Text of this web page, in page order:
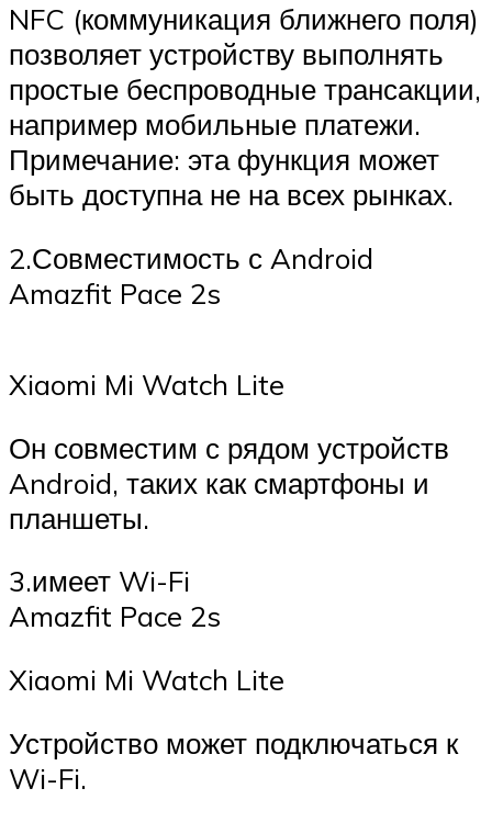
NFC (коммуникация ближнего поля)
позволяет устройству выполнять
простые беспроводные трансакции,
например мобильные платежи.
Примечание: эта функция может
быть доступна не на всех рынках.
2.Совместимость с Android
Amazfit Pace 2s
Xiaomi Mi Watch Lite
Он совместим с рядом устройств
Android, таких как смартфоны и
планшеты.
3.имеет Wi-Fi
Amazfit Pace 2s
Xiaomi Mi Watch Lite
Устройство может подключаться к
Wi-Fi.